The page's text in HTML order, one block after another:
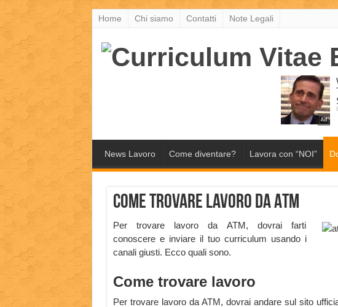
Home Chi siamo Contatti Note Legali
News Lavoro Come diventare? Lavora con “NOI”
Come trovare lavoro da ATM
Per trovare lavoro da ATM, dovrai farti
conoscere e inviare il tuo curriculum usando i
canali giusti. Ecco quali sono.
Come trovare lavoro
Per trovare lavoro da ATM, dovrai andare sul sito